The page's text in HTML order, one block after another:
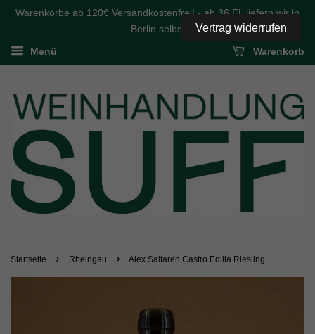
Warenkörbe ab 120€ Versandkostenfrei! - ab 36 FL liefern wir in
Berlin selbst
Menü Warenkorb
Startseite › Rheingau › Alex Saltaren Castro Edilia Riesling
Vertrag widerrufen